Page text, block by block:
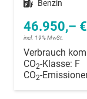
Kraftstoff Benzin
46.950,– €
incl. 19% MwSt.
Verbrauch
CO2-Klasse: F
CO2-